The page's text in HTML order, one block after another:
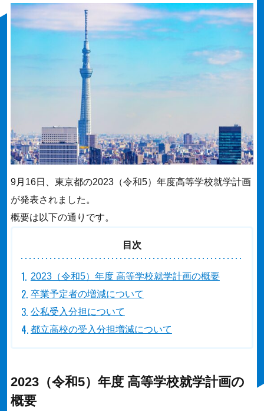
9月16日、東京都の2023（令和5）年度高等学校就学計画
が発表されました。
概要は以下の通りです。
目次
2023（令和5）年度 高等学校就学計画の概要
卒業予定者の増減について
公私受入分担について
都立高校の受入分担増減について
2023（令和5）年度 高等学校就学計画の
概要